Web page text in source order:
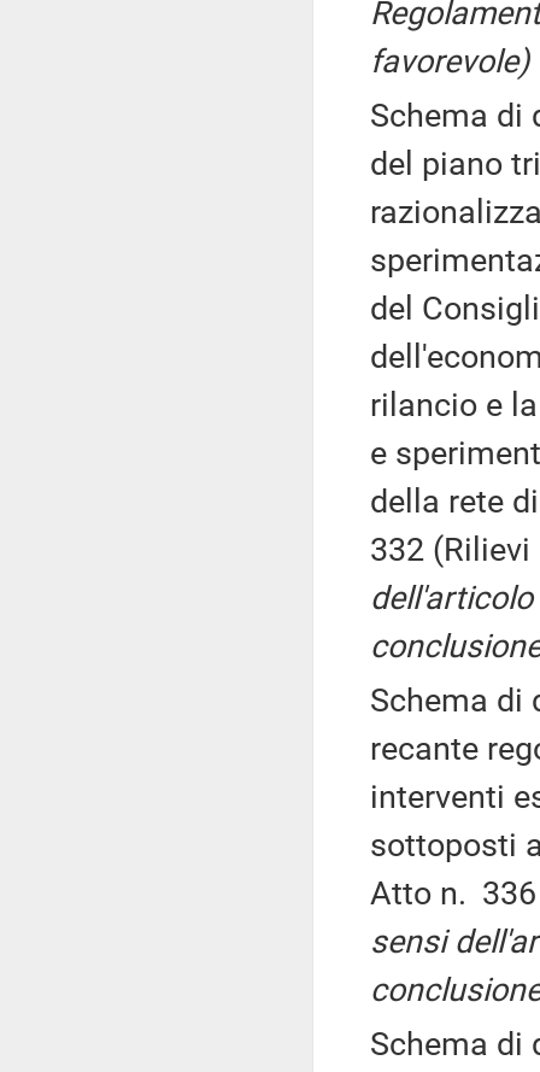
favorevole)
Schema di
del piano
del
rilancio e
e
della rete
332
dell'articolo
Schema di
recante
interventi
sottoposti
Atto n.
sensi
Schema di